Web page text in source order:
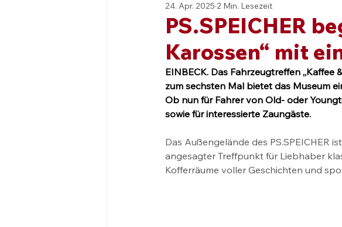
PS.SPEICHER
Karossen“ mit
24. Apr. 2025 2 Min. Lesezeit
EINBECK. Das Fahrzeugtreffen „Kaffee
zum sechsten Mal bietet das Museum
Ob nun für Fahrer von Old- oder
sowie für interessierte Zaungäste.
Das Außengelände des PS.SPEICHER
angesagter Treffpunkt für Liebhaber
Kofferräume voller Geschichten und